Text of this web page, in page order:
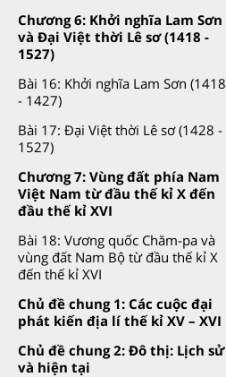
Chương 6: Khởi nghĩa Lam Sơn
và Đại Việt thời Lê sơ (1418 -
1527)
Bài 16: Khởi nghĩa Lam Sơn (1418
- 1427)
Bài 17: Đại Việt thời Lê sơ (1428 -
1527)
Chương 7: Vùng đất phía Nam
Việt Nam từ đầu thế kỉ X đến
đầu thế kỉ XVI
Bài 18: Vương quốc Chăm-pa và
vùng đất Nam Bộ từ đầu thế kỉ X
đến thế kỉ XVI
Chủ đề chung 1: Các cuộc đại
phát kiến địa lí thế kỉ XV – XVI
Chủ đề chung 2: Đô thị: Lịch sử
và hiện tại